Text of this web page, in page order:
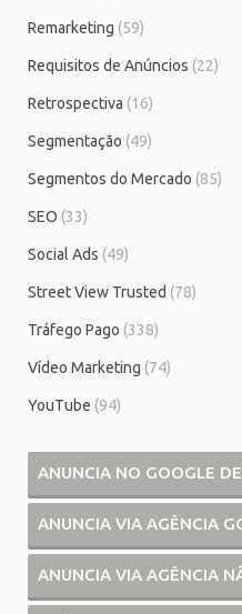
Remarketing (59)
Requisitos de Anúncios (22)
Retrospectiva (16)
Segmentação (49)
Segmentos do Mercado (85)
SEO (33)
Social Ads (49)
Street View Trusted (78)
Tráfego Pago (338)
Vídeo Marketing (74)
YouTube (94)
ANUNCIA NO GOOGLE
ANUNCIA VIA AGÊNCIA
ANUNCIA VIA AGÊNCIA